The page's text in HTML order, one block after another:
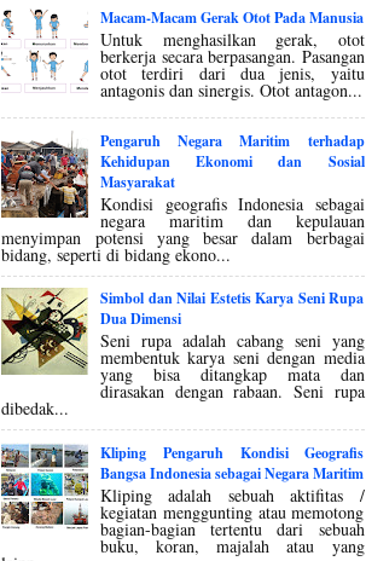
Macam-Macam Gerak Otot Pada Manusia
Untuk menghasilkan gerak, otot
berkerja secara berpasangan. Pasangan
otot terdiri dari dua jenis, yaitu
antagonis dan sinergis. Otot antagon...
Pengaruh Negara Maritim terhadap
Kehidupan Ekonomi dan Sosial
Masyarakat
Kondisi geografis Indonesia sebagai
negara maritim dan kepulauan
menyimpan potensi yang besar dalam berbagai
bidang, seperti di bidang ekono...
Simbol dan Nilai Estetis Karya Seni Rupa
Dua Dimensi
Seni rupa adalah cabang seni yang
membentuk karya seni dengan media
yang bisa ditangkap mata dan
dirasakan dengan rabaan. Seni rupa
dibedak...
Kliping Pengaruh Kondisi Geografis
Bangsa Indonesia sebagai Negara Maritim
Kliping adalah sebuah aktifitas /
kegiatan menggunting atau memotong
bagian-bagian tertentu dari sebuah
buku, koran, majalah atau yang